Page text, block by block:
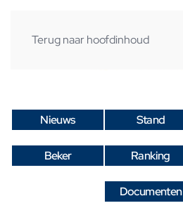
Terug naar hoofdinhoud
Nieuws Stand
Beker Ranking
Documenten